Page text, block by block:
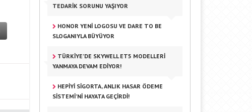
TEDARIK SORUNU YAŞIYOR
HONOR YENI LOGOSU VE DARE TO BE
SLOGANIYLA BÜYÜYOR
TÜRKIYE’DE SKYWELL ET5 MODELLERI
YANMAYA DEVAM EDIYOR!
HEPIYI SIGORTA, ANLIK HASAR ÖDEME
SISTEMI’NI HAYATA GEÇIRDI!